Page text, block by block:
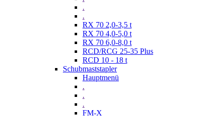
.
.
RX 70 2,0-3,5 t
RX 70 4,0-5,0 t
RX 70 6,0-8,0 t
RCD/RCG 25-35 Plus
RCD 10 - 18 t
Schubmaststapler
Hauptmenü
.
.
.
FM-X